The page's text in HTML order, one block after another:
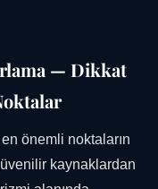
— Dikkat
önemli noktaların
kaynaklardan